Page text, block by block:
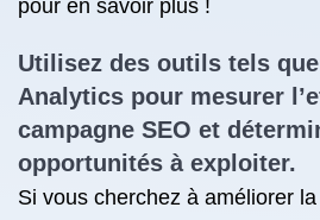
pour en savoir plus !
Utilisez des outils tels
Analytics pour mesurer
campagne SEO et
opportunités à exploiter.
Si vous cherchez à améliorer